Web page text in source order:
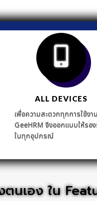
ALL DEVICES
เพื่อความสะดวกทุกการใช้งาน
GeeHRM จึงออกแบบให้รอ
ในทุกอุปกรณ์
ตนเอง ใน